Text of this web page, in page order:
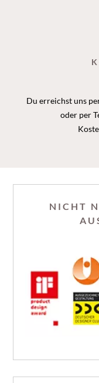
Du erreichst uns
oder per
NICHT